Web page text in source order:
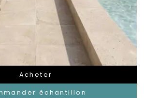
Acheter
échantillon